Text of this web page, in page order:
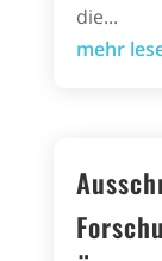
die...
mehr